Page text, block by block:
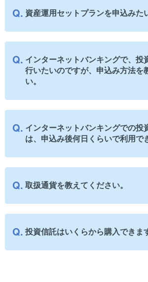
資産運用セットプランを申込みた
インターネットバンキングで、投
行いたいのですが、申込み方法を
い。
インターネットバンキングでの投
は、申込み後何日くらいで利用で
取扱通貨を教えてください。
投資信託はいくらから購入できま